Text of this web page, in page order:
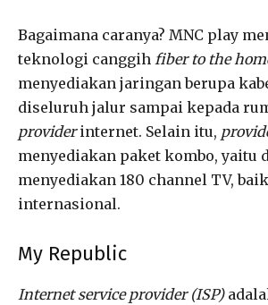
Bagaimana caranya? MNC play
teknologi canggih fiber to the
menyediakan jaringan berupa
diseluruh jalur sampai kepada
providerinternet. Selain itu,
menyediakan paket kombo, yaitu
menyediakan 180 channel TV,
internasional.
My Republic
Internet service provider (ISP)